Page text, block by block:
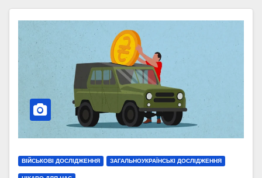
ВІЙСЬКОВІ ДОСЛІДЖЕННЯ ЗАГАЛЬНОУКРАЇНСЬКІ ДОСЛІДЖЕННЯ